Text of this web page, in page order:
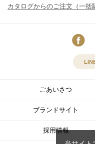
カタログからのご注文（一括
ごあいさつ
ブランドサイト
採用情報